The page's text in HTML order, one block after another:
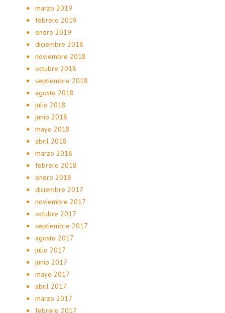
marzo 2019
febrero 2019
enero 2019
diciembre 2018
noviembre 2018
octubre 2018
septiembre 2018
agosto 2018
julio 2018
junio 2018
mayo 2018
abril 2018
marzo 2018
febrero 2018
enero 2018
diciembre 2017
noviembre 2017
octubre 2017
septiembre 2017
agosto 2017
julio 2017
junio 2017
mayo 2017
abril 2017
marzo 2017
febrero 2017